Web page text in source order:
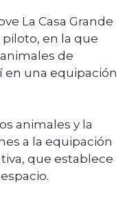
La Casa Grande
en la que
de
en una equipación
animales y la
a la equipación
que establece